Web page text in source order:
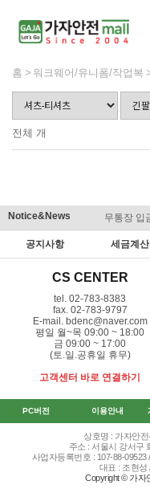
홈 워크웨어/유니폼/작업복
전체 개
Notice&News 무통장 입
공지사항 세금계산
CS CENTER
tel. 02-783-8383
fax. 02-783-9797
E-mail. bdenc@naver.com
평일 월~목 09:00 ~ 18:00
금 09:00 ~ 17:00
(토.일.공휴일 휴무)
고객센터 바로 연결하기
PC버전 이용안내
상호명 : 가자안
주소 : 서울시 강서구
사업자등록번호 : 107-88-
대표 : 조현성
Copyright © 가자